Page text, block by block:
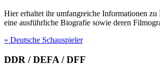
Hier erhaltet ihr umfangreiche Informationen zu
eine ausführliche Biografie sowie deren
» Deutsche Schauspieler
DDR / DEFA / DFF